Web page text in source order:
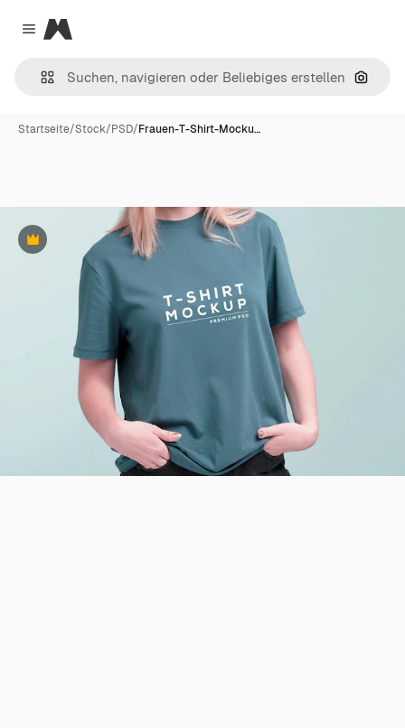
Close menu
Magnific
Nach
Startseite/Stock/PSD/Frauen-T-Shirt-Mocku…
Premium